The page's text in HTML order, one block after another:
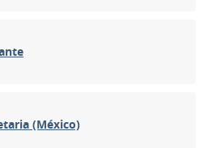
(México)